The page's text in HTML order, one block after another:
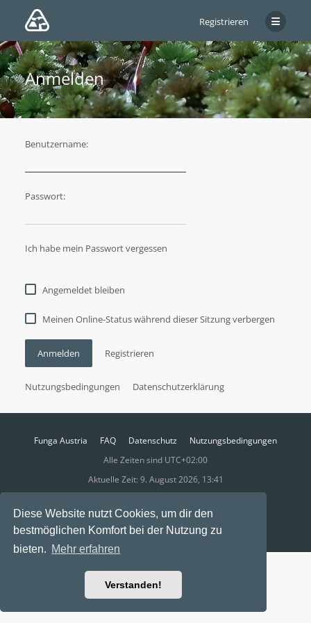
Diese Website nutzt Cookies, um dir den
bestmöglichen Komfort bei der Nutzung zu
bieten. Mehr erfahren
Verstanden!
Registrieren
Anmelden
Benutzername:
Passwort:
Ich habe mein Passwort vergessen
Angemeldet bleiben
Meinen Online-Status während dieser Sitzung verbergen
Anmelden Registrieren
Nutzungsbedingungen Datenschutzerklärung
Funga Austria FAQ Datenschutz
Nutzungsbedingungen
Alle Zeiten sind UTC+02:00
Aktuelle Zeit: 9. August 2026, 13:41
Ravaio Theme byGramziu